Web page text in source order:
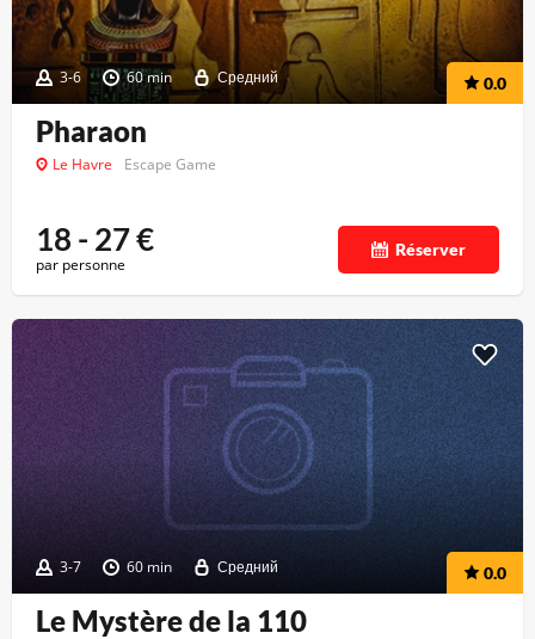
3-6 60 min Средний 0.0
Pharaon
Le Havre Escape Game
18 - 27€
par personne
Réserver
3-7 60 min Средний 0.0
Le Mystère de la 110